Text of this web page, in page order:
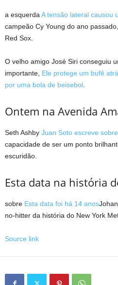
a esquerda A tensão lateral causou
campeão Cy Young do ano
Red Sox.
O velho amigo José Siri conseguiu
importante, Ele protege um bufê
por uma bola de beisebol
Ontem na Avenida
Seth Ashby Juan Soto escreve
capacidade de ser um ponto
escuridão.
Esta data na história
sobre Esta data foi há 14 anos
no-hitter da história do New York
Source link